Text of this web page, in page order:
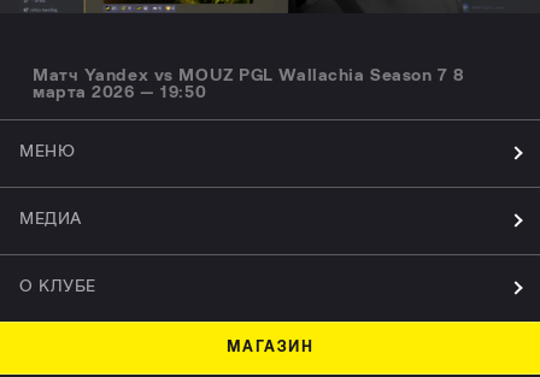
Матч Yandex vs MOUZ PGL Wallachia Season 7 8
марта 2026 — 19:50
МЕНЮ
МЕДИА
О КЛУБЕ
МАГАЗИН